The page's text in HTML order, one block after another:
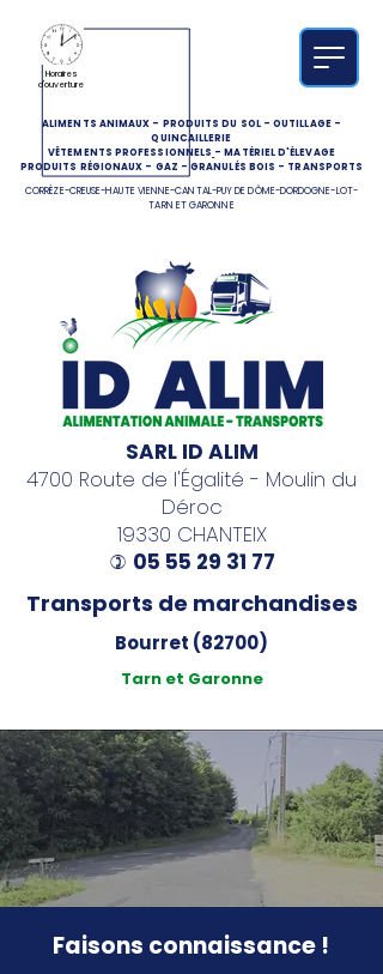
ALIMENTS ANIMAUX - PRODUITS DU SOL-OUTILLAGE-
QUINCAILLERIE
VÊTEMENTS PROFESSIONNELS -MATÉRIEL D'ÉLEVAGE
PRODUITS RÉGIONAUX - GAZ -GRANULÉS BOIS - TRANSPORTS
CORRÈZE-CREUSE-HAUTE VIENNE-CANTAL-PUY DE DÔME-DORDOGNE-LOT-
TARN ET GARONNE
Horaires
d'ouverture
SARL ID ALIM
4700 Route de l'Égalité - Moulin du
Déroc
19330 CHANTEIX
) 05 55 29 31 77
Transports de marchandises
Bourret (82700)
Tarn et Garonne
Faisons connaissance !